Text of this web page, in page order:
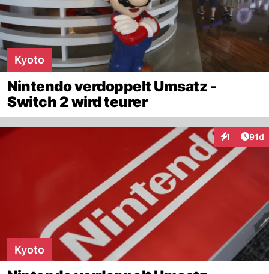
Kyoto
Nintendo verdoppelt Umsatz -
Switch 2 wird teurer
1 91d
Kyoto